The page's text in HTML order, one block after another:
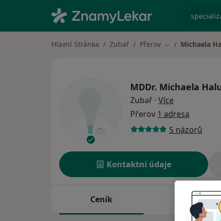
Hlavní Stránka Zubař Přerov Změna města
Michaela
MDDr. Michaela
Zubař · Více
Přerov 1 adresa
5 názorů
Kontaktní údaje
Ceník Adresy